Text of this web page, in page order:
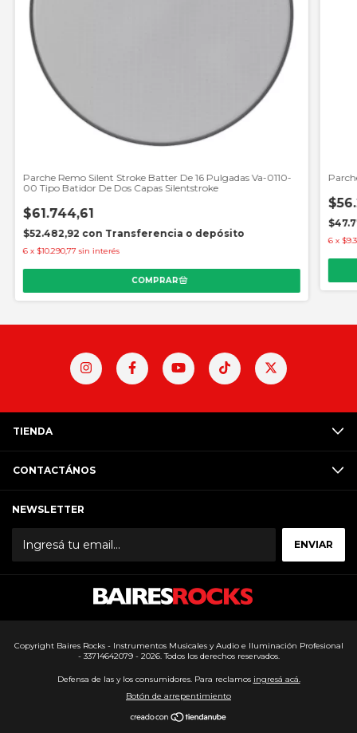
Parche Remo Silent Stroke Batter De 16 Pulgadas Va-0110-
00 Tipo Batidor De Dos Capas Silentstroke
$61.744,61
$52.482,92 con Transferencia o depósito
6 x $10.290,77 sin interés
6 x
TIENDA
CONTACTÁNOS
NEWSLETTER
Copyright Baires Rocks - Instrumentos Musicales y Audio e Iluminación Profesional
- 33714642079 - 2026. Todos los derechos reservados.
Defensa de las y los consumidores. Para reclamos ingresá acá.
Botón de arrepentimiento